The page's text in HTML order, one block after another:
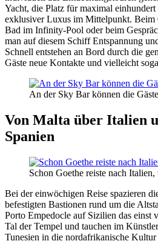
Yacht, die Platz für maximal einhundert
exklusiver Luxus im Mittelpunkt. Beim
Bad im Infinity-Pool oder beim
man auf diesem Schiff Entspannung
Schnell entstehen an Bord durch die
Gäste neue Kontakte und vielleicht
An der Sky Bar können die
Von Malta über Italien
Spanien
Schon Goethe reiste nach
Bei der einwöchigen Reise spazieren
befestigten Bastionen rund um die
Porto Empedocle auf Sizilien das einst
Tal der Tempel und tauchen im
Tunesien in die nordafrikanische